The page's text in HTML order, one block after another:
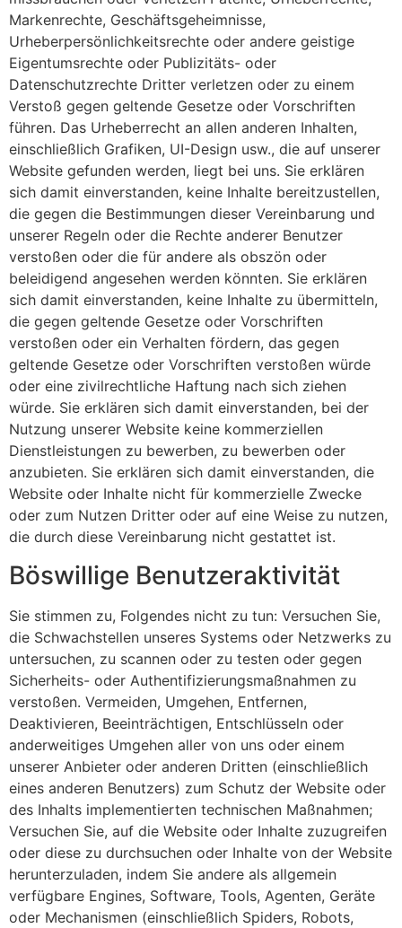
Markenrechte, Geschäftsgeheimnisse,
Urheberpersönlichkeitsrechte oder andere geistige
Eigentumsrechte oder Publizitäts- oder
Datenschutzrechte Dritter verletzen oder zu einem
Verstoß gegen geltende Gesetze oder Vorschriften
führen. Das Urheberrecht an allen anderen Inhalten,
einschließlich Grafiken, UI-Design usw., die auf unserer
Website gefunden werden, liegt bei uns. Sie erklären
sich damit einverstanden, keine Inhalte bereitzustellen,
die gegen die Bestimmungen dieser Vereinbarung und
unserer Regeln oder die Rechte anderer Benutzer
verstoßen oder die für andere als obszön oder
beleidigend angesehen werden könnten. Sie erklären
sich damit einverstanden, keine Inhalte zu übermitteln,
die gegen geltende Gesetze oder Vorschriften
verstoßen oder ein Verhalten fördern, das gegen
geltende Gesetze oder Vorschriften verstoßen würde
oder eine zivilrechtliche Haftung nach sich ziehen
würde. Sie erklären sich damit einverstanden, bei der
Nutzung unserer Website keine kommerziellen
Dienstleistungen zu bewerben, zu bewerben oder
anzubieten. Sie erklären sich damit einverstanden, die
Website oder Inhalte nicht für kommerzielle Zwecke
oder zum Nutzen Dritter oder auf eine Weise zu nutzen,
die durch diese Vereinbarung nicht gestattet ist.
Böswillige Benutzeraktivität
Sie stimmen zu, Folgendes nicht zu tun: Versuchen Sie,
die Schwachstellen unseres Systems oder Netzwerks zu
untersuchen, zu scannen oder zu testen oder gegen
Sicherheits- oder Authentifizierungsmaßnahmen zu
verstoßen. Vermeiden, Umgehen, Entfernen,
Deaktivieren, Beeinträchtigen, Entschlüsseln oder
anderweitiges Umgehen aller von uns oder einem
unserer Anbieter oder anderen Dritten (einschließlich
eines anderen Benutzers) zum Schutz der Website oder
des Inhalts implementierten technischen Maßnahmen;
Versuchen Sie, auf die Website oder Inhalte zuzugreifen
oder diese zu durchsuchen oder Inhalte von der Website
herunterzuladen, indem Sie andere als allgemein
verfügbare Engines, Software, Tools, Agenten, Geräte
oder Mechanismen (einschließlich Spiders, Robots,